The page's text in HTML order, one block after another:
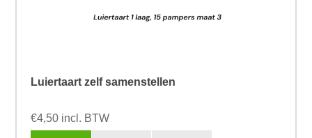
Luiertaart zelf samenstellen
€4,50 incl. BTW